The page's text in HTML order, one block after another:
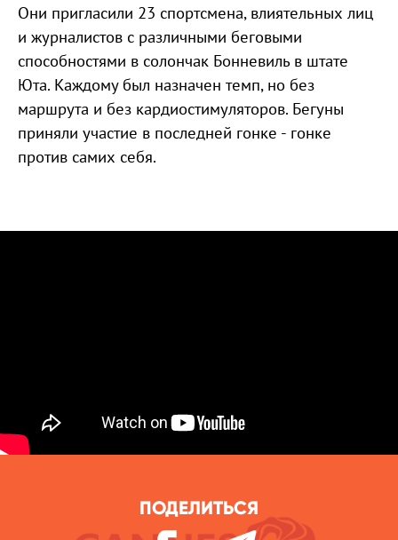
Они пригласили 23 спортсмена, влиятельных лиц
и журналистов с различными беговыми
способностями в солончак Бонневиль в штате
Юта. Каждому был назначен темп, но без
маршрута и без кардиостимуляторов. Бегуны
приняли участие в последней гонке - гонке
против самих себя.
ПОДЕЛИТЬСЯ